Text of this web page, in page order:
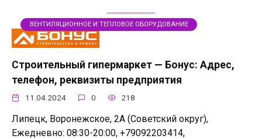
ВЕНТИЛЯЦИОННОЕ И ТЕПЛОВОЕ ОБОРУДОВАНИЕ
Строительный гипермаркет — Бонус: Адрес,
телефон, реквизиты предприятия
11.04.2024 0 218
Липецк, Воронежское, 2А (Советский округ),
Ежедневно: 08:30-20:00, +79092203414,